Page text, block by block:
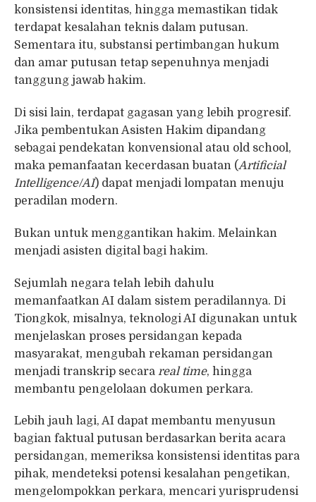
konsistensi identitas, hingga memastikan tidak
terdapat kesalahan teknis dalam putusan.
Sementara itu, substansi pertimbangan hukum
dan amar putusan tetap sepenuhnya menjadi
tanggung jawab hakim.
Di sisi lain, terdapat gagasan yang lebih progresif.
Jika pembentukan Asisten Hakim dipandang
sebagai pendekatan konvensional atau old school,
maka pemanfaatan kecerdasan buatan (Artificial
Intelligence/AI) dapat menjadi lompatan menuju
peradilan modern.
Bukan untuk menggantikan hakim. Melainkan
menjadi asisten digital bagi hakim.
Sejumlah negara telah lebih dahulu
memanfaatkan AI dalam sistem peradilannya. Di
Tiongkok, misalnya, teknologi AI digunakan untuk
menjelaskan proses persidangan kepada
masyarakat, mengubah rekaman persidangan
menjadi transkrip secara real time, hingga
membantu pengelolaan dokumen perkara.
Lebih jauh lagi, AI dapat membantu menyusun
bagian faktual putusan berdasarkan berita acara
persidangan, memeriksa konsistensi identitas para
pihak, mendeteksi potensi kesalahan pengetikan,
mengelompokkan perkara, mencari yurisprudensi